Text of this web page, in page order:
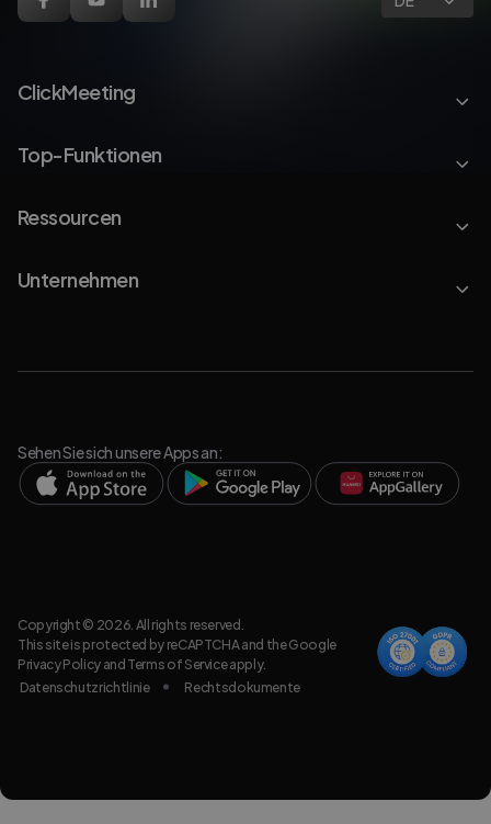
ClickMeeting
Top-Funktionen
Ressourcen
Unternehmen
Sehen Sie sich unsere Apps an:
Copyright © 2026. All rights reserved.
This site is protected by reCAPTCHA and the Google
Privacy Policyand Terms of Serviceapply.
Datenschutzrichtlinie
Rechtsdokumente